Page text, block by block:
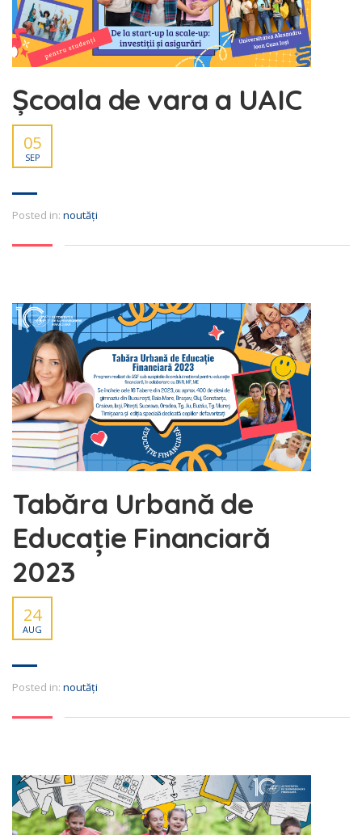
Școala de vara a UAIC
05
SEP
Posted in: noutăți
Tabăra Urbană de
Educație Financiară
2023
24
AUG
Posted in: noutăți